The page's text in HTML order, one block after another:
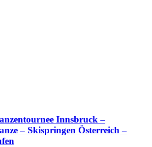
Innsbruck –
– Skispringen Österreich –